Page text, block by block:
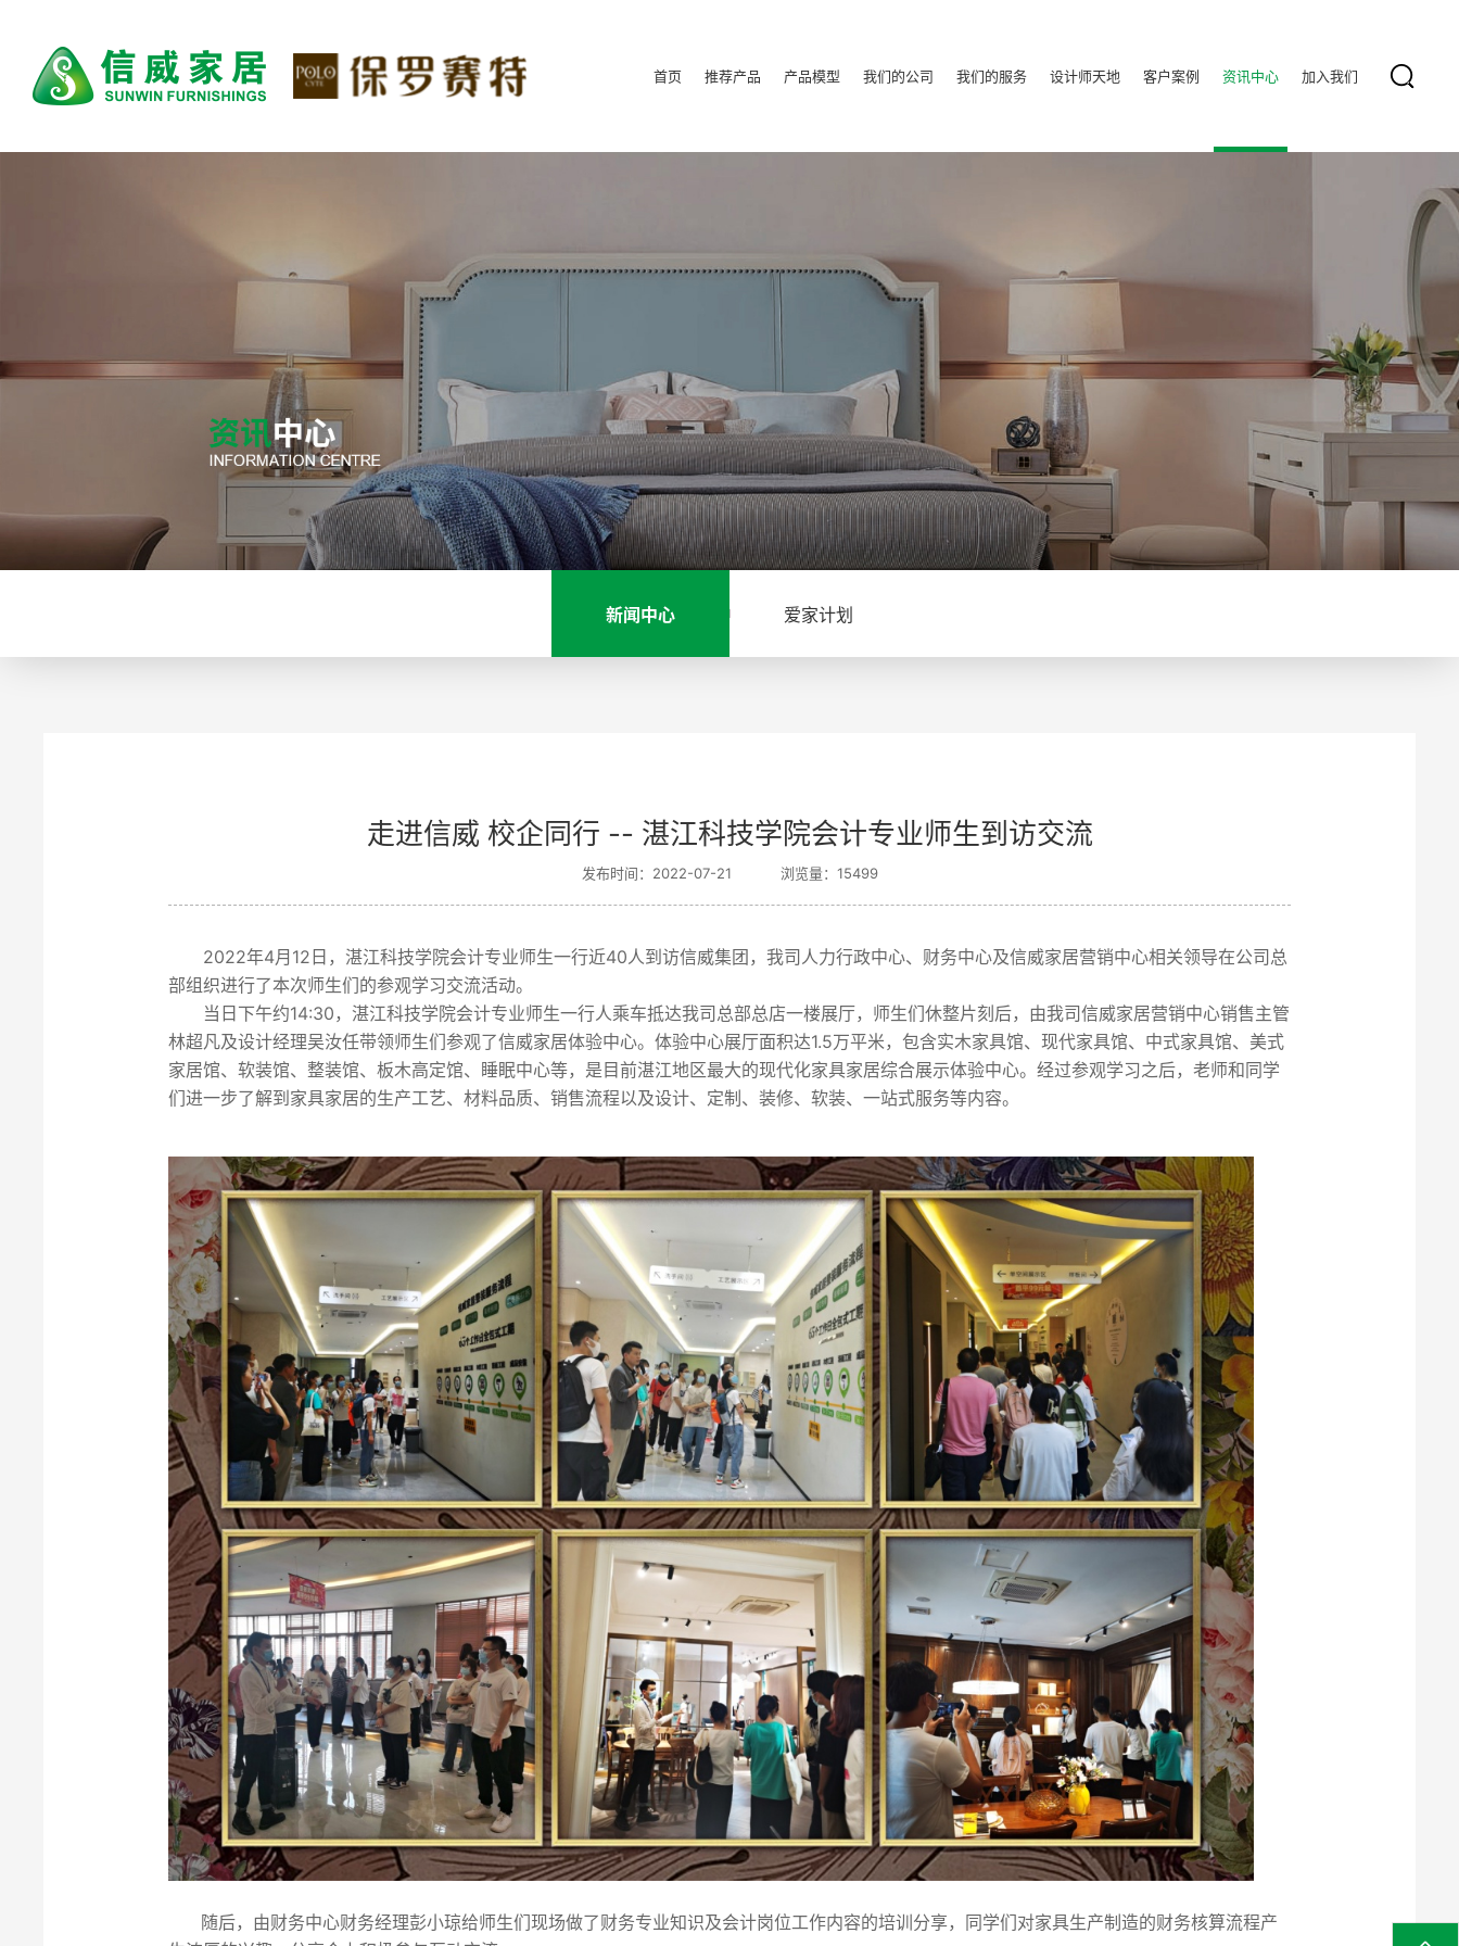
首页 推荐产品 产品模型 我们的公司 我们的服务 设计师天地 客户案例 资讯中心 加入我们
新闻中心 爱家计划
走进信威 校企同行 -- 湛江科技学院会计专业师生到访交流
发布时间：2022-07-21 浏览量：15499
2022年4月12日，湛江科技学院会计专业师生一行近40人到访信威集团，我司人力行政中心、财务中心及信威家居营销中心相关领导在公司总
部组织进行了本次师生们的参观学习交流活动。
当日下午约14:30，湛江科技学院会计专业师生一行人乘车抵达我司总部总店一楼展厅，师生们休整片刻后，由我司信威家居营销中心销售主管
林超凡及设计经理吴汝任带领师生们参观了信威家居体验中心。体验中心展厅面积达1.5万平米，包含实木家具馆、现代家具馆、中式家具馆、美式
家居馆、软装馆、整装馆、板木高定馆、睡眠中心等，是目前湛江地区最大的现代化家具家居综合展示体验中心。经过参观学习之后，老师和同学
们进一步了解到家具家居的生产工艺、材料品质、销售流程以及设计、定制、装修、软装、一站式服务等内容。
随后，由财务中心财务经理彭小琼给师生们现场做了财务专业知识及会计岗位工作内容的培训分享，同学们对家具生产制造的财务核算流程产